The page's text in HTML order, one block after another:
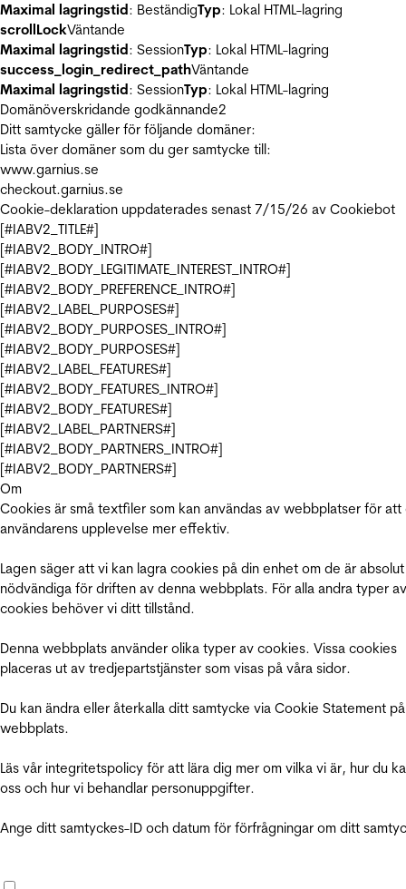
Maximal lagringstid: BeständigTyp: Lokal HTML-lagring
scrollLockVäntande
Maximal lagringstid: SessionTyp: Lokal HTML-lagring
success_login_redirect_pathVäntande
Maximal lagringstid: SessionTyp: Lokal HTML-lagring
Domänöverskridande godkännande2
Ditt samtycke gäller för följande domäner:
Lista över domäner som du ger samtycke till:
www.garnius.se
checkout.garnius.se
Cookie-deklaration uppdaterades senast 7/15/26 av Cookiebot
[#IABV2_TITLE#]
[#IABV2_BODY_INTRO#]
[#IABV2_BODY_LEGITIMATE_INTEREST_INTRO#]
[#IABV2_BODY_PREFERENCE_INTRO#]
[#IABV2_LABEL_PURPOSES#]
[#IABV2_BODY_PURPOSES_INTRO#]
[#IABV2_BODY_PURPOSES#]
[#IABV2_LABEL_FEATURES#]
[#IABV2_BODY_FEATURES_INTRO#]
[#IABV2_BODY_FEATURES#]
[#IABV2_LABEL_PARTNERS#]
[#IABV2_BODY_PARTNERS_INTRO#]
[#IABV2_BODY_PARTNERS#]
Om
Cookies är små textfiler som kan användas av webbplatser för att
användarens upplevelse mer effektiv.
Lagen säger att vi kan lagra cookies på din enhet om de är absolut
nödvändiga för driften av denna webbplats. För alla andra typer av
cookies behöver vi ditt tillstånd.
Denna webbplats använder olika typer av cookies. Vissa cookies
placeras ut av tredjepartstjänster som visas på våra sidor.
Du kan ändra eller återkalla ditt samtycke via Cookie Statement
webbplats.
Läs vår integritetspolicy för att lära dig mer om vilka vi är, hur du
oss och hur vi behandlar personuppgifter.
Ange ditt samtyckes-ID och datum för förfrågningar om ditt